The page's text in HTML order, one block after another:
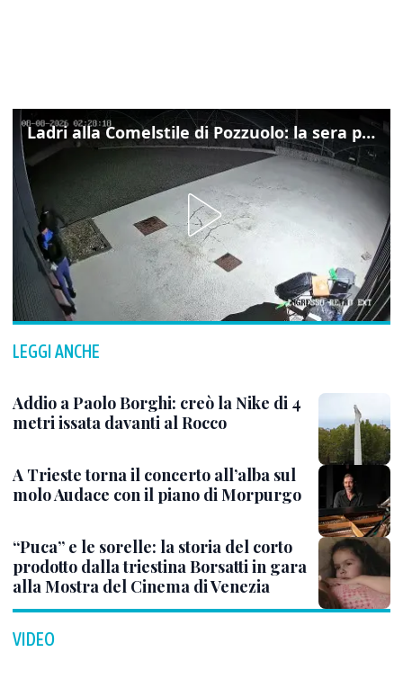
Ladri alla Comelstile di Pozzuolo: la sera prima il tentato furto a Buja, ecco le immagini
LEGGI ANCHE
Addio a Paolo Borghi: creò la Nike di 4
metri issata davanti al Rocco
A Trieste torna il concerto all’alba sul
molo Audace con il piano di Morpurgo
“Puca” e le sorelle: la storia del corto
prodotto dalla triestina Borsatti in gara
alla Mostra del Cinema di Venezia
VIDEO